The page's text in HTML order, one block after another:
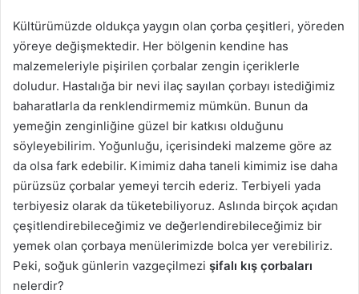
e
-
s
d
e
r
m
Kültürümüzde oldukça yaygın olan çorba çeşitleri, yöreden
yöreye değişmektedir. Her bölgenin kendine has
malzemeleriyle pişirilen çorbalar zengin içeriklerle
doludur. Hastalığa bir nevi ilaç sayılan çorbayı istediğimiz
baharatlarla da renklendirmemiz mümkün. Bunun da
yemeğin zenginliğine güzel bir katkısı olduğunu
söyleyebilirim. Yoğunluğu, içerisindeki malzeme göre az
da olsa fark edebilir. Kimimiz daha taneli kimimiz ise daha
pürüzsüz çorbalar yemeyi tercih ederiz. Terbiyeli yada
terbiyesiz olarak da tüketebiliyoruz. Aslında birçok açıdan
çeşitlendirebileceğimiz ve değerlendirebileceğimiz bir
yemek olan çorbaya menülerimizde bolca yer verebiliriz.
Peki, soğuk günlerin vazgeçilmezi şifalı kış çorbaları
nelerdir?